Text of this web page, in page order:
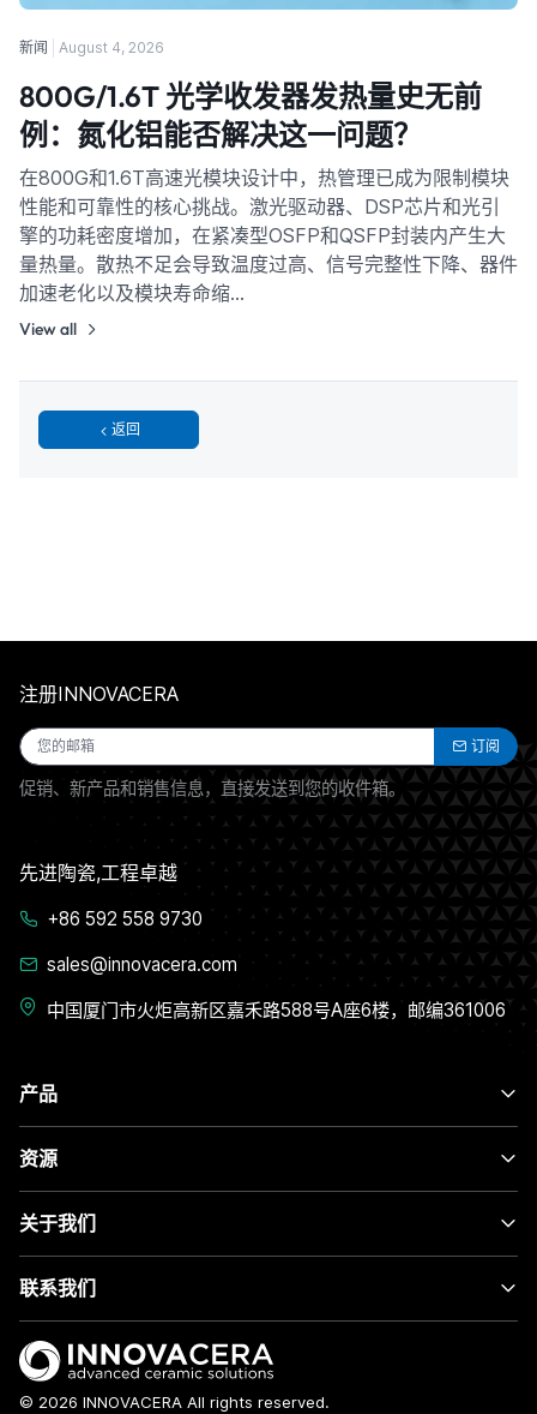
新闻 August 4, 2026
800G/1.6T 光学收发器发热量史无前
例：氮化铝能否解决这一问题？
在800G和1.6T高速光模块设计中，热管理已成为限制模块
性能和可靠性的核心挑战。激光驱动器、DSP芯片和光引
擎的功耗密度增加，在紧凑型OSFP和QSFP封装内产生大
量热量。散热不足会导致温度过高、信号完整性下降、器件
加速老化以及模块寿命缩…
View all
返回
产品
资源
关于我们
联系我们
注册INNOVACERA
订阅
促销、新产品和销售信息，直接发送到您的收件箱。
先进陶瓷,工程卓越
+86 592 558 9730
sales@innovacera.com
中国厦门市火炬高新区嘉禾路588号A座6楼，邮编361006
© 2026 INNOVACERA All rights reserved.